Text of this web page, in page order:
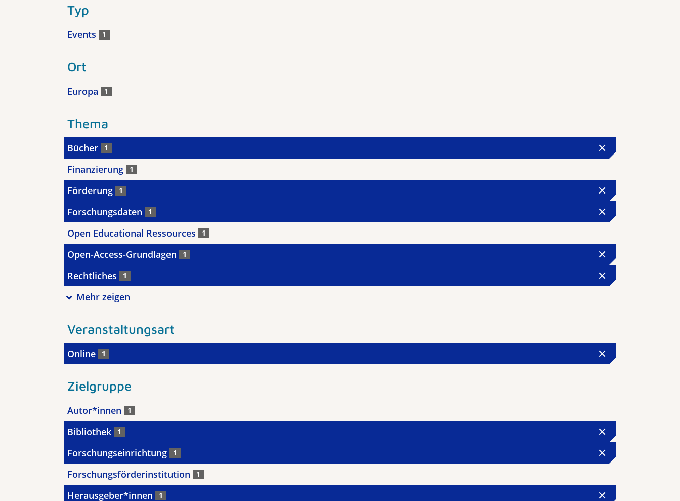
Typ
Events 1
Ort
Europa 1
Thema
Bücher 1
Finanzierung 1
Förderung 1
Forschungsdaten 1
Open Educational Ressources 1
Open-Access-Grundlagen 1
Rechtliches 1
Mehr zeigen
Veranstaltungsart
Online 1
Zielgruppe
Autor*innen 1
Bibliothek 1
Forschungseinrichtung 1
Forschungsförderinstitution 1
Herausgeber*innen 1